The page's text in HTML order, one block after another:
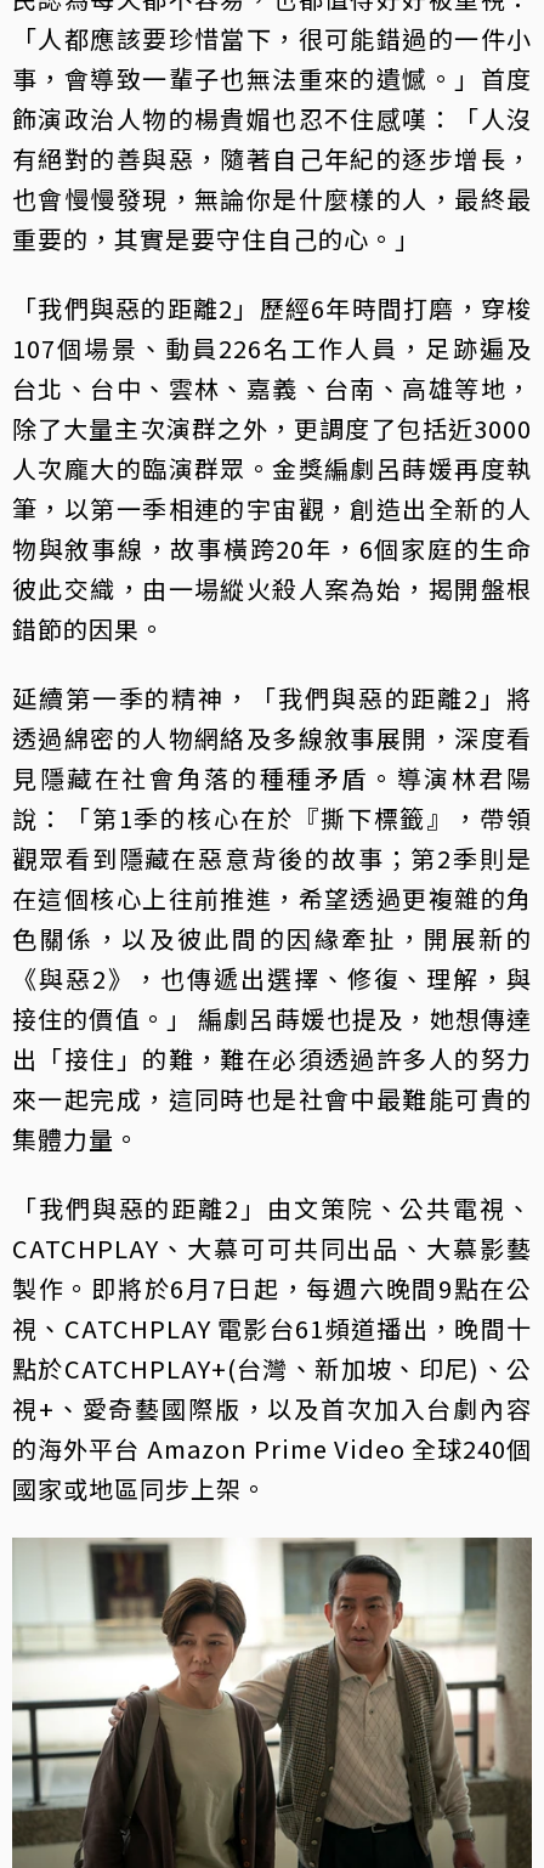
「人都應該要珍惜當下，很可能錯過的一件小
事，會導致一輩子也無法重來的遺憾。」首度
飾演政治人物的楊貴媚也忍不住感嘆：「人沒
有絕對的善與惡，隨著自己年紀的逐步增長，
也會慢慢發現，無論你是什麼樣的人，最終最
重要的，其實是要守住自己的心。」
「我們與惡的距離2」歷經6年時間打磨，穿梭
107個場景、動員226名工作人員，足跡遍及
台北、台中、雲林、嘉義、台南、高雄等地，
除了大量主次演群之外，更調度了包括近3000
人次龐大的臨演群眾。金獎編劇呂蒔媛再度執
筆，以第一季相連的宇宙觀，創造出全新的人
物與敘事線，故事橫跨20年，6個家庭的生命
彼此交織，由一場縱火殺人案為始，揭開盤根
錯節的因果。
延續第一季的精神，「我們與惡的距離2」將
透過綿密的人物網絡及多線敘事展開，深度看
見隱藏在社會角落的種種矛盾。導演林君陽
說：「第1季的核心在於『撕下標籤』，帶領
觀眾看到隱藏在惡意背後的故事；第2季則是
在這個核心上往前推進，希望透過更複雜的角
色關係，以及彼此間的因緣牽扯，開展新的
《與惡2》，也傳遞出選擇、修復、理解，與
接住的價值。」 編劇呂蒔媛也提及，她想傳達
出「接住」的難，難在必須透過許多人的努力
來一起完成，這同時也是社會中最難能可貴的
集體力量。
「我們與惡的距離2」由文策院、公共電視、
CATCHPLAY、大慕可可共同出品、大慕影藝
製作。即將於6月7日起，每週六晚間9點在公
視、CATCHPLAY 電影台61頻道播出，晚間十
點於CATCHPLAY+(台灣、新加坡、印尼)、公
視+、愛奇藝國際版，以及首次加入台劇內容
的海外平台 Amazon Prime Video 全球240個
國家或地區同步上架。